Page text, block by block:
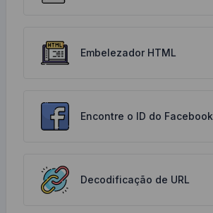
Embelezador HTML
Encontre o ID do Facebook
Decodificação de URL